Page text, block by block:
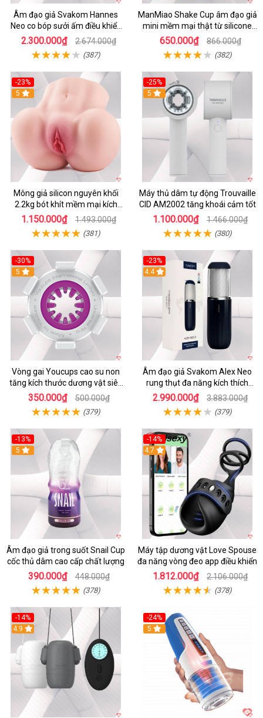
Âm đạo giả Svakom Hannes
Neo co bóp sưởi ấm điều khiển
app tiện lợi
2.300.000₫ 2.674.000₫
(387)
ManMiao Shake Cup âm đạo giả
mini mềm mại thật từ silicone
cao cấp
650.000₫ 866.000₫
(382)
-23%
5
Mông giả silicon nguyên khối
2.2kg bót khít mềm mại kích
thích
1.150.000₫ 1.493.000₫
(381)
-25%
5
Máy thủ dâm tự động Trouvaille
CID AM2002 tăng khoái cảm tốt
1.100.000₫ 1.466.000₫
(380)
-30%
5
Vòng gai Youcups cao su non
tăng kích thước dương vật siêu
kích thích
350.000₫ 500.000₫
(379)
-23%
4.4
Âm đạo giả Svakom Alex Neo
rung thụt đa năng kích thích
mạnh
2.990.000₫ 3.883.000₫
(379)
-13%
5
Âm đạo giả trong suốt Snail Cup
cốc thủ dâm cao cấp chất lượng
390.000₫ 448.000₫
(378)
-14%
4.7
Máy tập dương vật Love Spouse
đa năng vòng đeo app điều khiển
1.812.000₫ 2.106.000₫
(378)
-14%
4.9
-24%
5